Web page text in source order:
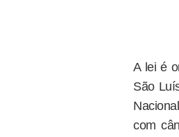
A lei é
São
com